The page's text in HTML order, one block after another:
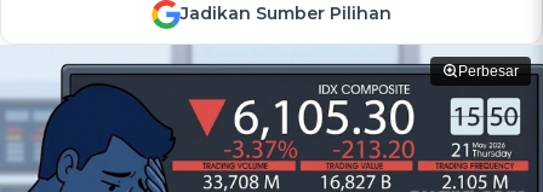
Jadikan Sumber Pilihan
Perbesar